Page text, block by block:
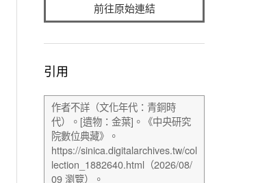
前往原始連結
引用